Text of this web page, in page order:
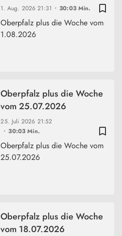
bookmark_border
1. Aug. 202621:31 30:03 Min.
Oberpfalz plus die Woche vom
1.08.2026
bookmark_border
25. Juli 2026 21:52
30:03 Min.
Oberpfalz plus die Woche
vom 25.07.2026
Oberpfalz plus die Woche vom
25.07.2026
Oberpfalz plus die Woche
vom 18.07.2026